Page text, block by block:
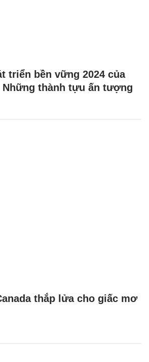
triển bền vững 2024 của
Những thành tựu ấn tượng
thắp lửa cho giấc mơ